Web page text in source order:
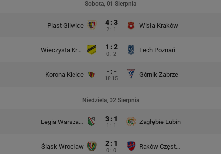
Sobota, 01 Sierpnia
Piast Gliwice 4 : 3
2 : 1
Wisła Kraków
Wieczysta Kraków 1 : 2
0 : 2
Lech Poznań
Korona Kielce - : -
18:15
Górnik Zabrze
Niedziela, 02 Sierpnia
Legia Warszawa 3 : 1
1 : 1
Zagłębie Lubin
Śląsk Wrocław 2 : 1
0 : 0
Raków Częstochowa